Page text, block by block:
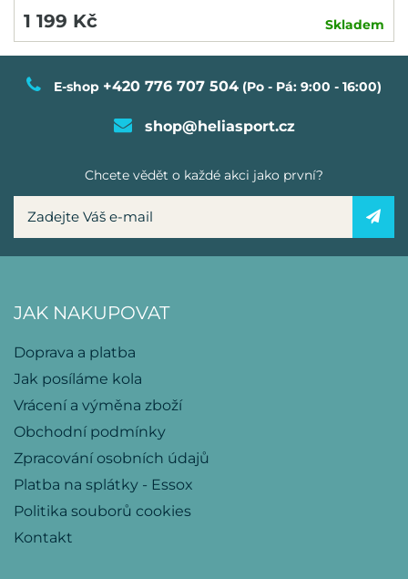
1 199 Kč Skladem
E-shop +420 776 707 504 (Po - Pá: 9:00 - 16:00)
shop@heliasport.cz
Chcete vědět o každé akci jako první?
JAK NAKUPOVAT
Doprava a platba
Jak posíláme kola
Vrácení a výměna zboží
Obchodní podmínky
Zpracování osobních údajů
Platba na splátky - Essox
Politika souborů cookies
Kontakt